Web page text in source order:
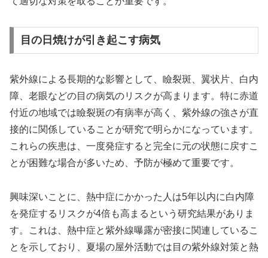
目の日焼けが引き起こす病気
紫外線による長期的な影響として、瞼裂斑、翼状片、白内
障、老眼などの目の病気のリスクが高まります。特に赤道
付近の地域では瞼裂斑の有病率が高く、紫外線の強さが直
接的に関係していることが研究で明らかになっています。
これらの疾患は、一度発症すると完全に元の状態に戻すこ
とが困難な場合が多いため、予防が極めて重要です。
興味深いことに、熱中症にかかった人は5年以内に白内障
を発症するリスクが4倍も高まるという研究結果がありま
す。これは、熱中症と紫外線曝露が密接に関連しているこ
とを示しており、夏場の屋外活動では目の紫外線対策と熱